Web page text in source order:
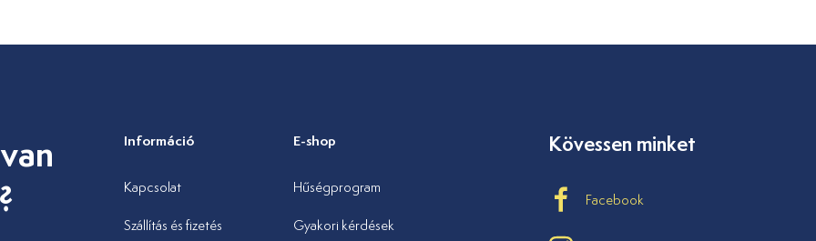
Információ
Kapcsolat
Szállítás és fizetés
E-shop
Hűségprogram
Gyakori kérdések
Kövessen minket
Facebook